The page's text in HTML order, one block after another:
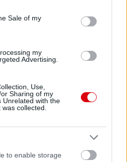
purposes in below Google
Sale of my
my
Advertising.
Use,
Sharing of my
Unrelated with the
collected.
to enable storage